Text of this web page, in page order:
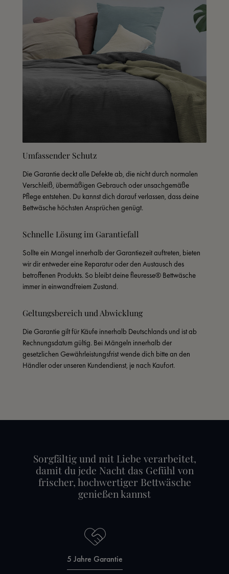
Umfassender Schutz
Die Garantie deckt alle Defekte ab, die nicht durch normalen
Verschleiß, übermäßigen Gebrauch oder unsachgemäße
Pflege entstehen. Du kannst dich darauf verlassen, dass deine
Bettwäsche höchsten Ansprüchen genügt.
Schnelle Lösung im Garantiefall
Sollte ein Mangel innerhalb der Garantiezeit auftreten, bieten
wir dir entweder eine Reparatur oder den Austausch des
betroffenen Produkts. So bleibt deine fleuresse® Bettwäsche
immer in einwandfreiem Zustand.
Geltungsbereich und Abwicklung
Die Garantie gilt für Käufe innerhalb Deutschlands und ist ab
Rechnungsdatum gültig. Bei Mängeln innerhalb der
gesetzlichen Gewährleistungsfrist wende dich bitte an den
Händler oder unseren Kundendienst, je nach Kaufort.
Sorgfältig und mit Liebe verarbeitet,
damit du jede Nacht das Gefühl von
frischer, hochwertiger Bettwäsche
genießen kannst
5 Jahre Garantie